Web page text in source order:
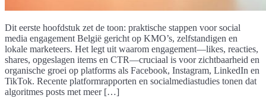
Dit eerste hoofdstuk zet de toon: praktische stappen voor social
media engagement België gericht op KMO’s, zelfstandigen en
lokale marketeers. Het legt uit waarom engagement—likes, reacties,
shares, opgeslagen items en CTR—cruciaal is voor zichtbaarheid en
organische groei op platforms als Facebook, Instagram, LinkedIn en
TikTok. Recente platformrapporten en socialmediastudies tonen dat
algoritmes posts met meer […]